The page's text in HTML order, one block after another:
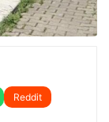
Reddit